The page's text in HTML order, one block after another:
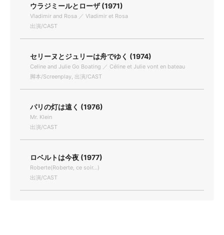
ウラジミールとローザ (1971)
Vladimir and Rosa ／ Vladimir et Rosa
出演/CAST
セリーヌとジュリーは舟でゆく (1974)
Celine and Julie Go Boating ／ Céline et Julie vont en bateau
脚本/Screenplay, 出演/CAST
パリの灯は遠く (1976)
Mr. Klein
出演/CAST
ロベルトは今夜 (1977)
Roberte(Roberte, ce soir...)
出演/CAST